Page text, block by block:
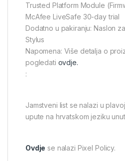
Trusted Platform Module
McAfee LiveSafe 30-day trial
Dodatno u pakiranju: Naslon
Stylus
Napomena: Više detalja o
pogledati ovdje.
:
Jamstveni list se nalazi u
upute na hrvatskom jeziku
Ovdje se nalazi Pixel Policy.